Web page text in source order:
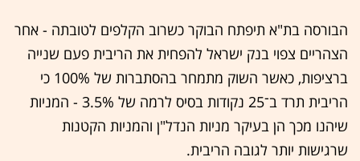
הבורסה בת"א תיפתח הבוקר כשרוב הקלפים לטובתה - אחר
הצהריים צפוי בנק ישראל להפחית את הריבית פעם שנייה
ברציפות, כאשר השוק מתמחר בהסתברות של 100% כי
הריבית תרד ב־25 נקודות בסיס לרמה של 3.5% - המניות
שיהנו מכך הן בעיקר מניות הנדל"ן והמניות הקטנות
שרגישות יותר לגובה הריבית.